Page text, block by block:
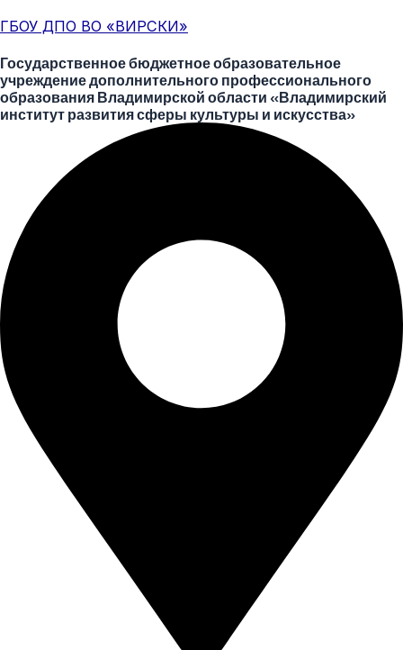
к
содержимому
ГБОУ ДПО ВО «ВИРСКИ»
Государственное бюджетное образовательное
учреждение дополнительного профессионального
образования Владимирской области «Владимирский
институт развития сферы культуры и искусства»
navigation